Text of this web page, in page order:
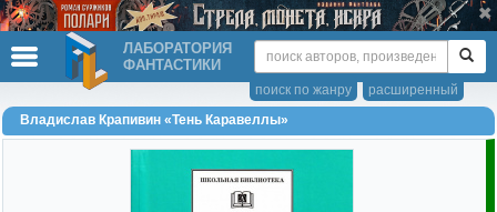
ЛАБОРАТОРИЯ
ФАНТАСТИКИ
расширенный
поиск по жанру
Владислав Крапивин «Тень Каравеллы»